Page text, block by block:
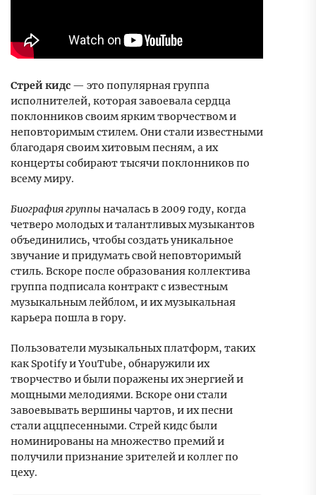
Стрей кидс — это популярная группа
исполнителей, которая завоевала сердца
поклонников своим ярким творчеством и
неповторимым стилем. Они стали известными
благодаря своим хитовым песням, а их
концерты собирают тысячи поклонников по
всему миру.
Биография группы началась в 2009 году, когда
четверо молодых и талантливых музыкантов
объединились, чтобы создать уникальное
звучание и придумать свой неповторимый
стиль. Вскоре после образования коллектива
группа подписала контракт с известным
музыкальным лейблом, и их музыкальная
карьера пошла в гору.
Пользователи музыкальных платформ, таких
как Spotify и YouTube, обнаружили их
творчество и были поражены их энергией и
мощными мелодиями. Вскоре они стали
завоевывать вершины чартов, и их песни
стали аццпесенными. Стрей кидс были
номинированы на множество премий и
получили признание зрителей и коллег по
цеху.